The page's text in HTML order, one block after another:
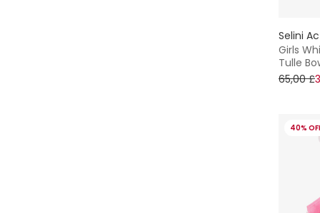
Selini
Girls
Tulle
65,00 £
40%